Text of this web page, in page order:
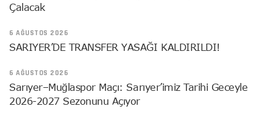
Çalacak
6 AĞUSTOS 2026
SARIYER’DE TRANSFER YASAĞI KALDIRILDI!
6 AĞUSTOS 2026
Sarıyer–Muğlaspor Maçı: Sarıyer’imiz Tarihi Geceyle
2026-2027 Sezonunu Açıyor